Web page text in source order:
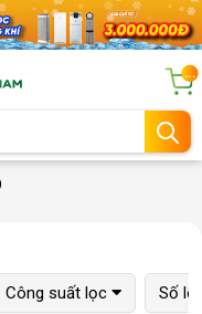
...
Công suất lọc Số